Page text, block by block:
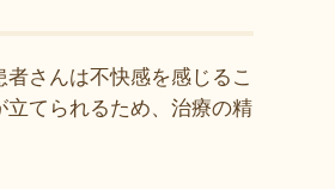
さんは不快感を感じるこ
てられるため、治療の精